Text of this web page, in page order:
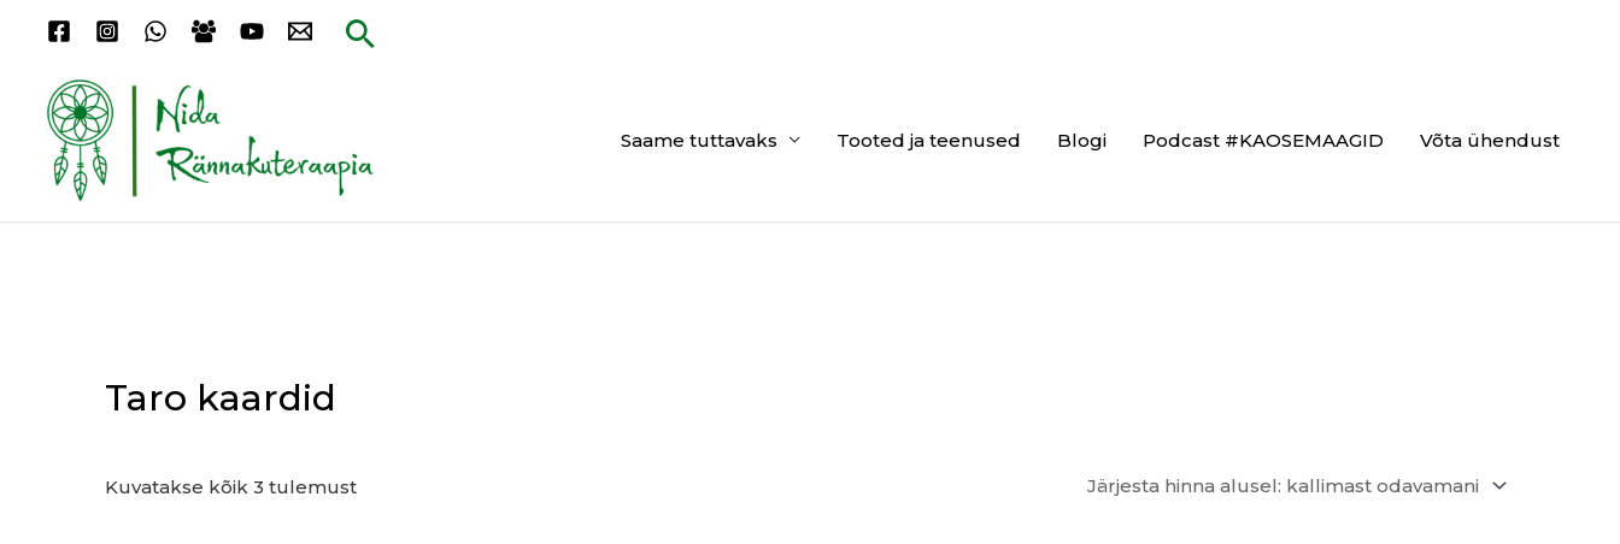
content
Search
Saame tuttavaks Tooted ja teenused Blogi Podcast #KAOSEMAAGID Võta ühendust
Taro kaardid
Kuvatakse kõik 3 tulemust